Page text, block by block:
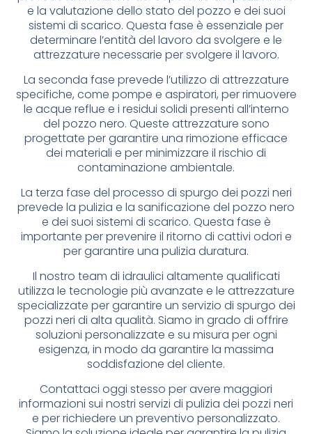
e la valutazione dello stato del pozzo e dei suoi
sistemi di scarico. Questa fase è essenziale per
determinare l’entità del lavoro da svolgere e le
attrezzature necessarie per svolgere il lavoro.
La seconda fase prevede l’utilizzo di attrezzature
specifiche, come pompe e aspiratori, per rimuovere
le acque reflue e i residui solidi presenti all’interno
del pozzo nero. Queste attrezzature sono
progettate per garantire una rimozione efficace
dei materiali e per minimizzare il rischio di
contaminazione ambientale.
La terza fase del processo di spurgo dei pozzi neri
prevede la pulizia e la sanificazione del pozzo nero
e dei suoi sistemi di scarico. Questa fase è
importante per prevenire il ritorno di cattivi odori e
per garantire una pulizia duratura.
Il nostro team di idraulici altamente qualificati
utilizza le tecnologie più avanzate e le attrezzature
specializzate per garantire un servizio di spurgo dei
pozzi neri di alta qualità. Siamo in grado di offrire
soluzioni personalizzate e su misura per ogni
esigenza, in modo da garantire la massima
soddisfazione del cliente.
Contattaci oggi stesso per avere maggiori
informazioni sui nostri servizi di pulizia dei pozzi neri
e per richiedere un preventivo personalizzato.